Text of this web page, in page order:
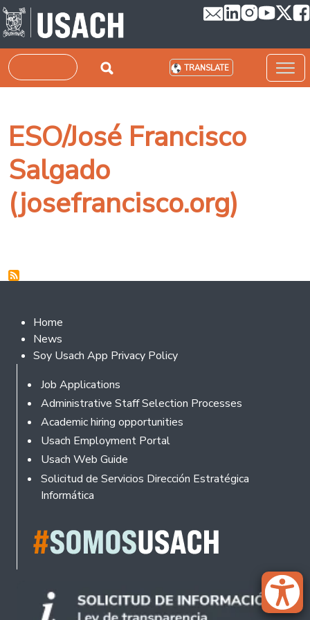
Skip to main content
Search TRANSLATE
ESO/José Francisco
Salgado
(josefrancisco.org)
Footer 2
Home
News
Soy Usach App Privacy Policy
Footer
Job Applications
Administrative Staff Selection Processes
Academic hiring opportunities
Usach Employment Portal
Usach Web Guide
Solicitud de Servicios Dirección Estratégica
Informática